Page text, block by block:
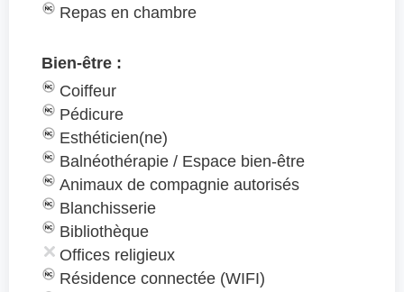
Repas en chambre
Bien-être :
Coiffeur
Pédicure
Esthéticien(ne)
Balnéothérapie / Espace bien-être
Animaux de compagnie autorisés
Blanchisserie
Bibliothèque
Offices religieux
Résidence connectée (WIFI)